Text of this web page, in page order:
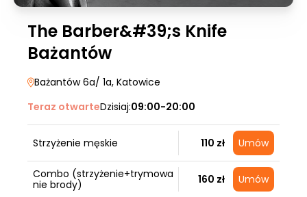
The Barber&#39;s Knife
Bażantów
Bażantów 6a/ 1a, Katowice
Teraz otwarteDzisiaj:09:00-20:00
Strzyżenie męskie 110 zł Umów
Combo (strzyżenie+trymowa
nie brody)
160 zł Umów